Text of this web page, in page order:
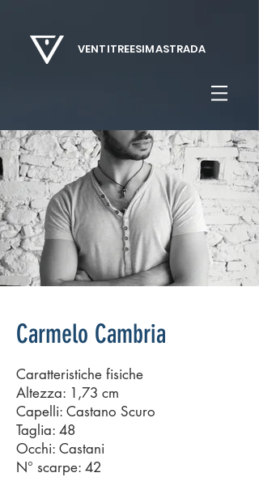
VENTITREESIMASTRADA
Carmelo Cambria
Caratteristiche fisiche
Altezza: 1,73 cm
Capelli: Castano Scuro
Taglia: 48
Occhi: Castani
N° scarpe: 42